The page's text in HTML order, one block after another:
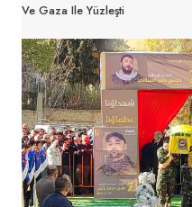
Ve Gaza Ile Yüzleşti